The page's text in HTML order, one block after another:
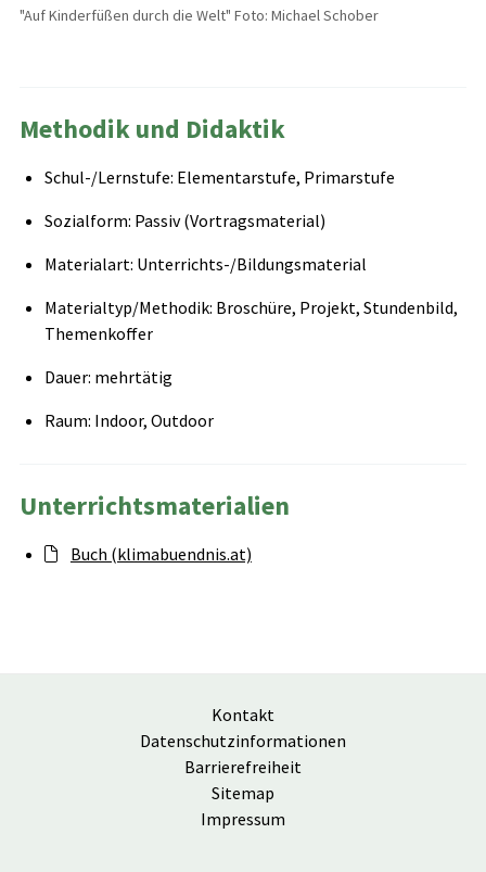
"Auf Kinderfüßen durch die Welt" Foto: Michael Schober
Methodik und Didaktik
Schul-/Lernstufe: Elementarstufe, Primarstufe
Sozialform: Passiv (Vortragsmaterial)
Materialart: Unterrichts-/Bildungsmaterial
Materialtyp/Methodik: Broschüre, Projekt, Stundenbild,
Themenkoffer
Dauer: mehrtätig
Raum: Indoor, Outdoor
Unterrichtsmaterialien
Buch (klimabuendnis.at)
Kontakt
Datenschutzinformationen
Barrierefreiheit
Sitemap
Impressum